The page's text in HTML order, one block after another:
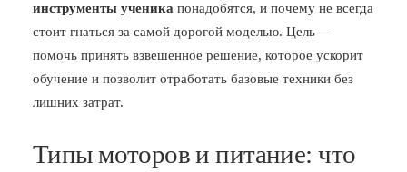
инструменты ученика понадобятся, и почему не всегда
стоит гнаться за самой дорогой моделью. Цель —
помочь принять взвешенное решение, которое ускорит
обучение и позволит отработать базовые техники без
лишних затрат.
Типы моторов и питание: что